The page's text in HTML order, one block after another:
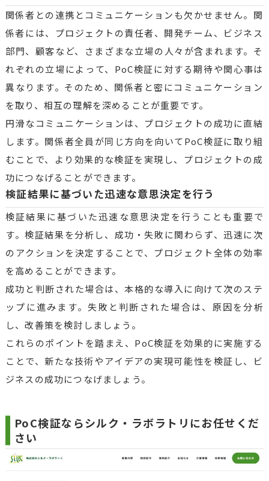
関係者との連携とコミュニケーションも欠かせません。関
係者には、プロジェクトの責任者、開発チーム、ビジネス
部門、顧客など、さまざまな立場の人々が含まれます。そ
れぞれの立場によって、PoC検証に対する期待や関心事は
異なります。そのため、関係者と密にコミュニケーション
を取り、相互の理解を深めることが重要です。
円滑なコミュニケーションは、プロジェクトの成功に直結
します。関係者全員が同じ方向を向いてPoC検証に取り組
むことで、より効果的な検証を実現し、プロジェクトの成
功につなげることができます。
検証結果に基づいた迅速な意思決定を行う
検証結果に基づいた迅速な意思決定を行うことも重要で
す。検証結果を分析し、成功・失敗に関わらず、迅速に次
のアクションを決定することで、プロジェクト全体の効率
を高めることができます。
成功と判断された場合は、本格的な導入に向けて次のステ
ップに進みます。失敗と判断された場合は、原因を分析
し、改善策を検討しましょう。
これらのポイントを踏まえ、PoC検証を効果的に実施する
ことで、新たな技術やアイデアの実現可能性を検証し、ビ
ジネスの成功につなげましょう。
PoC検証ならシルク・ラボラトリにお任せくだ
さい